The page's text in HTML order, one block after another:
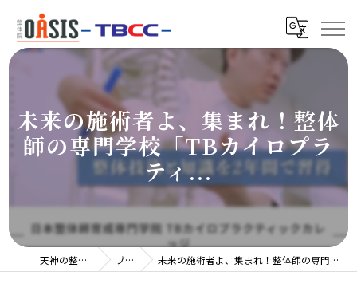
未来の施術者よ、集まれ！整体
師の専門学校「TBカイロプラ
ティ...
天神の整体院TBCC ブログ 未来の施術者よ、集まれ！整体師の専門学校「TBカイロプラティ...